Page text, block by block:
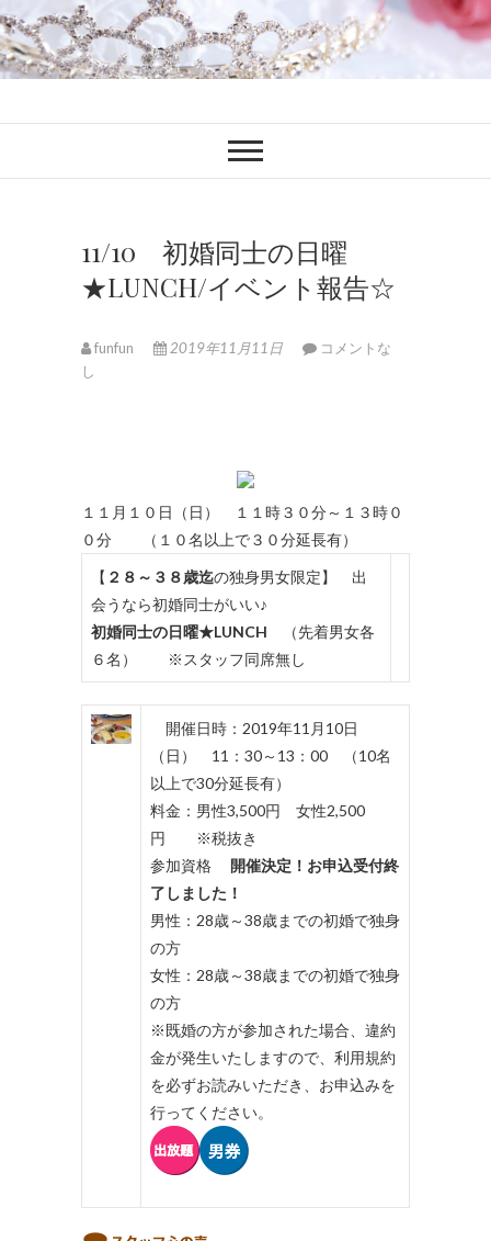
ファンブロ
11/10 初婚同士の日曜
★LUNCH/イベント報告☆
funfun 2019年11月11日
コメントな
し
１１月１０日（日） １１時３０分～１３時０
０分 （１０名以上で３０分延長有）
【 ２８～３８歳迄の独身男女限定】 出
会うなら初婚同士がいい♪
初婚同士の日曜★LUNCH
（先着男女各
６名） ※スタッフ同席無し
開催日時：2019年11月10日
（日） 11：30～13：00 （10名
以上で30分延長有）
料金：男性3,500円 女性2,500
円 ※税抜き
参加資格
開催決定！お申込受付終
了しました！
男性：28歳～38歳までの初婚で独身
の方
女性：28歳～38歳までの初婚で独身
の方
※既婚の方が参加された場合、違約
金が発生いたしますので、利用規約
を必ずお読みいただき、お申込みを
行ってください。